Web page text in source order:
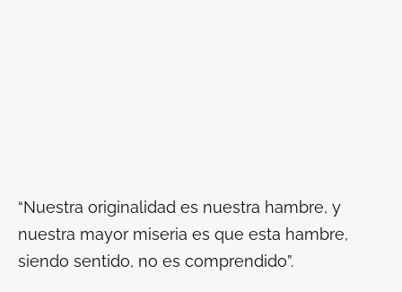
“Nuestra originalidad es nuestra hambre, y
nuestra mayor miseria es que esta hambre,
siendo sentido, no es comprendido”.